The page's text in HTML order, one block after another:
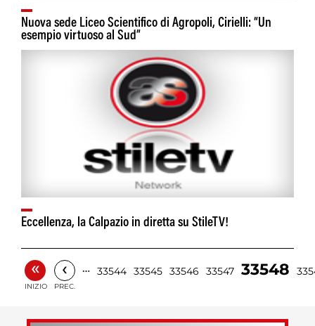
Nuova sede Liceo Scientifico di Agropoli, Cirielli: “Un
esempio virtuoso al Sud”
Eccellenza, la Calpazio in diretta su StileTV!
«
INIZIO
‹
PREC.
… 33544 33545 33546 33547 33548